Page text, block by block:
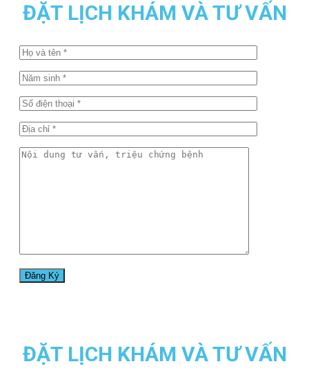
ĐẶT LỊCH KHÁM VÀ TƯ VẤN
ĐẶT LỊCH KHÁM VÀ TƯ VẤN